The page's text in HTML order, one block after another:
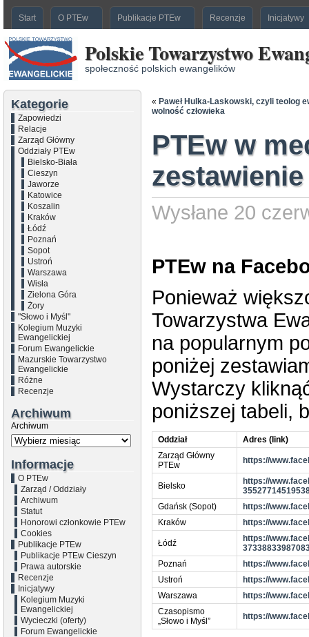
Start O PTEw Publikacje PTEw Recenzje Inicjatywy
Polskie Towarzystwo
społeczność polskich ewangelików
Kategorie
Zapowiedzi
Relacje
Zarząd Główny
Oddziały PTEw
Bielsko-Biała
Cieszyn
Jaworze
Katowice
Koszalin
Kraków
Łódź
Poznań
Sopot
Ustroń
Warszawa
Wisła
Zielona Góra
Żory
"Słowo i Myśl"
Kolegium Muzyki
Ewangelickiej
Forum Ewangelickie
Mazurskie Towarzystwo
Ewangelickie
Różne
Recenzje
Archiwum
Archiwum
Informacje
O PTEw
Zarząd / Oddziały
Archiwum
Statut
Honorowi członkowie PTEw
Cookies
Publikacje PTEw
Publikacje PTEw Cieszyn
Prawa autorskie
Recenzje
Inicjatywy
Kolegium Muzyki
Ewangelickiej
Wycieczki (oferty)
Forum Ewangelickie
« Paweł Hulka-Laskowski, czyli teolog
wolność człowieka
PTEw w
zestawienie
Wysłane 20
PTEw na
Ponieważ
Towarzystwa
na popularnym
poniżej
Wystarczy
poniższej tabeli,
Oddział
Adres (link)
Zarząd Główny
PTEw
https://
Bielsko
https://
Gdańsk (Sopot)
https://
Kraków
https://
Łódź
https://
Poznań
https://
Ustroń
https://
Warszawa
https://
Czasopismo
„Słowo i Myśl”
https://